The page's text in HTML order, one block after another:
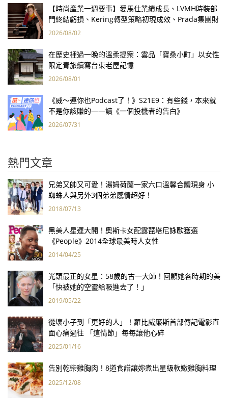
【時尚產業一週要事】愛馬仕業績成長、LVMH時裝部
門終結虧損、Kering轉型策略初現成效、Prada集團財
報亮眼
2026/08/02
在歷史裡過一晚的溫柔提案：雲品「寶桑小町」以女性
限定青旅續寫台東老屋記憶
2026/08/01
《威～連你也Podcast了！》S21E9：有些錢，本來就
不是你該賺的——讀《一個投機者的告白》
2026/07/31
熱門文章
兄弟又帥又可愛！湯姆荷蘭一家六口溫馨合體現身 小
蜘蛛人與另外3個弟弟感情超好！
2018/07/13
黑美人星運大開！奧斯卡女配露琵塔尼詠歐獲選
《People》2014全球最美時人女性
2014/04/25
光頭最正的女星：58歲的古一大師！回顧她各時期的美
「快被她的空靈給吸進去了！」
2019/05/22
從壞小子到「更好的人」！羅比威廉斯首部傳記電影直
面心痛過往 「這情節」每每讓他心碎
2025/01/16
告別乾柴雞胸肉！8道食譜讓妳煮出星級軟嫩雞胸料理
2025/12/08